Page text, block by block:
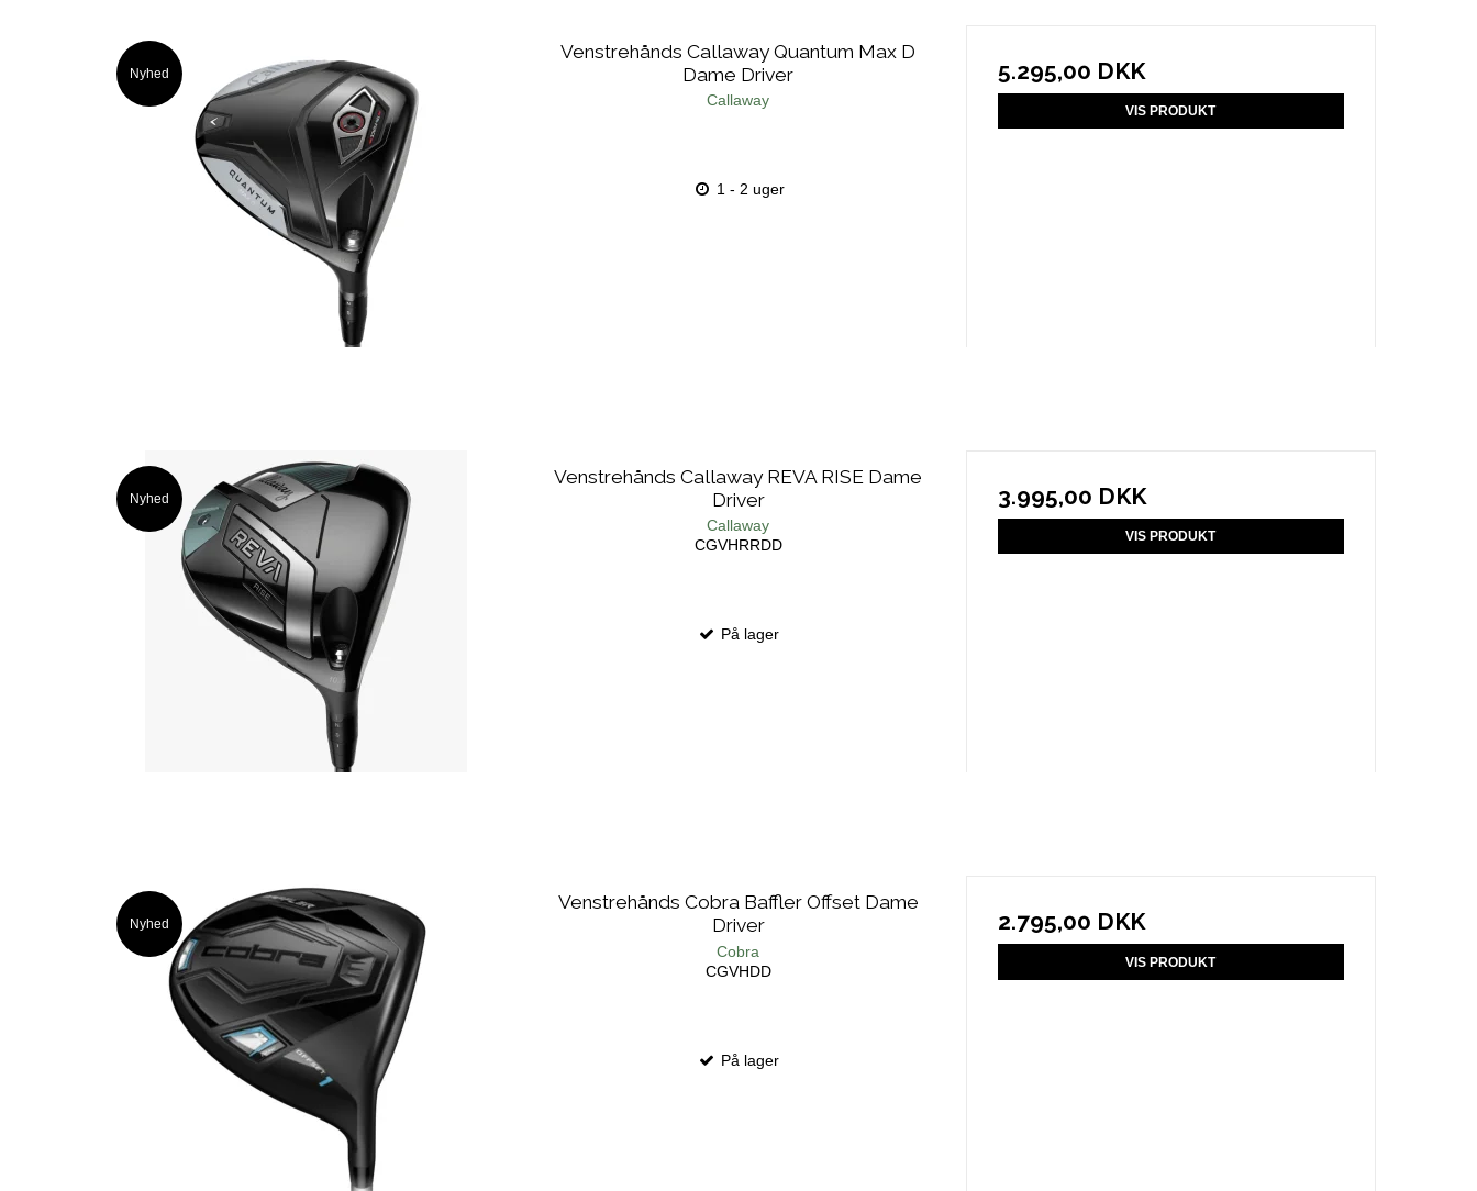
Nyhed
Venstrehånds Callaway Quantum Max D
Dame Driver
Callaway
1 - 2 uger
5.295,00 DKK
VIS PRODUKT
Nyhed
Venstrehånds Callaway REVA RISE Dame
Driver
Callaway
CGVHRRDD
På lager
3.995,00 DKK
VIS PRODUKT
Nyhed
Venstrehånds Cobra Baffler Offset Dame
Driver
Cobra
CGVHDD
På lager
2.795,00 DKK
VIS PRODUKT